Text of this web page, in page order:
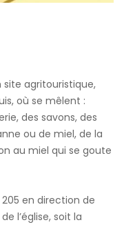
site agritouristique,
où se mêlent :
des savons, des
ou de miel, de la
au miel qui se goute
205 en direction de
l’église, soit la